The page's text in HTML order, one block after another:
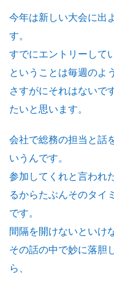
今年は新しい大会に出
す。
すでにエントリーして
ということは毎週のよ
さすがにそれはないで
たいと思います。
会社で総務の担当と話
いうんです。
参加してくれと言われ
るからたぶんそのタイ
です。
間隔を開けないといけ
その話の中で妙に落胆
ら、